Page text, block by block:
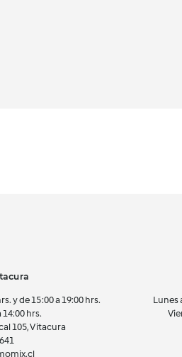
y de 15:00 a 19:00 hrs.
14:00 hrs.
105, Vitacura
Lunes